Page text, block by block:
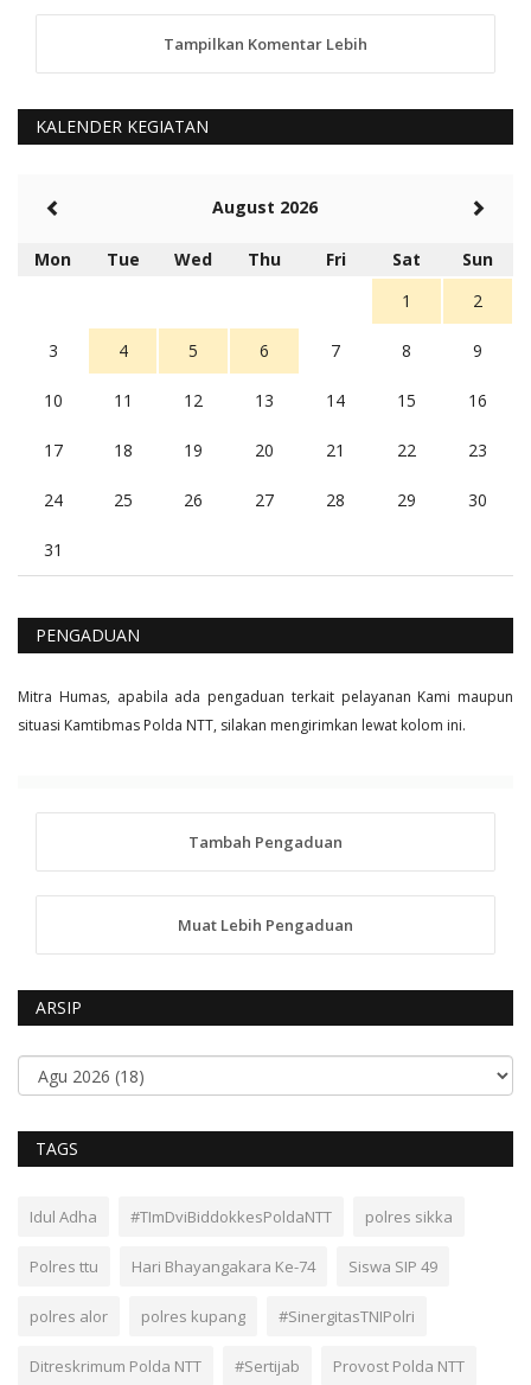
anggy (anakkaos@gmail.com)
Kami perantu bisa baca langsung terkait Pilkada Sumba
5 tahun Yang lalu
Rambu (rambu03@gmail.com)
Berita Polres Sumba Barat Mantap
5 tahun Yang lalu
Balas
16
Tampilkan Komentar Lebih
KALENDER KEGIATAN
August 2026
Mon Tue Wed Thu Fri Sat
Sun
1
2
3 4 5 6 7 8 9
10 11 12 13 14 15 16
17 18 19 20 21 22 23
24 25 26 27 28 29 30
31
PENGADUAN
Mitra Humas, apabila ada pengaduan terkait pelayanan Kami maupun
situasi Kamtibmas Polda NTT, silakan mengirimkan lewat kolom ini.
Tambah Pengaduan
Muat Lebih Pengaduan
ARSIP
TAGS
Idul Adha #TImDviBiddokkesPoldaNTT polres sikka
Polres ttu Hari Bhayangakara Ke-74 Siswa SIP 49
polres alor polres kupang #SinergitasTNIPolri
Ditreskrimum Polda NTT #Sertijab Provost Polda NTT